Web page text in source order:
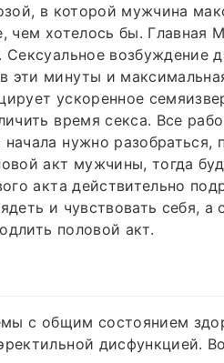
в которой мужчина
чем хотелось бы. Главная
возбуждение
минуты и
ускоренное
время секса. Все
нужно разобраться,
акт мужчины, тогда
акта действительно
и чувствовать себя, а
половой акт.
с общим состоянием
дисфункцией.